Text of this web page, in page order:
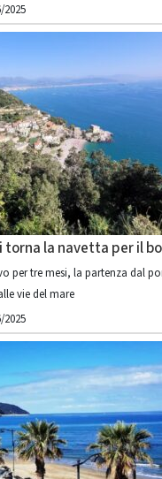
torna la navetta per il
per tre mesi, la partenza dal
vie del mare